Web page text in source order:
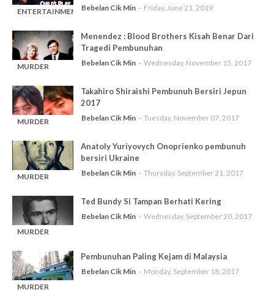
ENTERTAINMENT Bebelan Cik Min Friday, June 21, 2019
MURDER
Menendez : Blood Brothers Kisah Benar Dari
Tragedi Pembunuhan
Bebelan Cik Min Wednesday, November 15, 2017
MURDER
Takahiro Shiraishi Pembunuh Bersiri Jepun
2017
Bebelan Cik Min Tuesday, November 07, 2017
MURDER
Anatoly Yuriyovych Onoprienko pembunuh
bersiri Ukraine
Bebelan Cik Min Thursday, September 21, 2017
MURDER
Ted Bundy Si Tampan Berhati Kering
Bebelan Cik Min Wednesday, September 20, 2017
MURDER
Pembunuhan Paling Kejam di Malaysia
Bebelan Cik Min Monday, September 18, 2017